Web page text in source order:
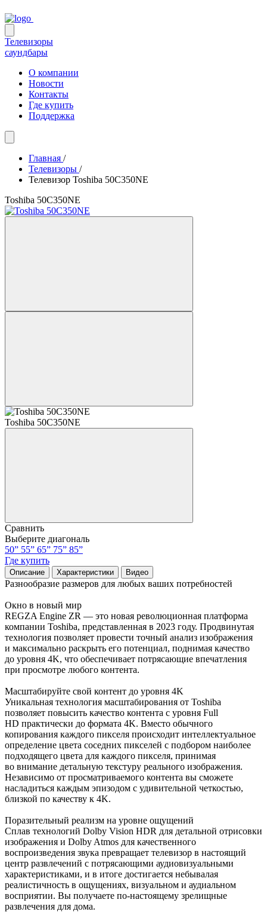
Телевизоры
саундбары
О компании
Новости
Контакты
Где купить
Поддержка
Главная /
Телевизоры /
Телевизор Toshiba 50C350NE
Toshiba 50C350NE
Toshiba 50C350NE
Сравнить
Выберите диагональ
50” 55” 65” 75” 85”
Где купить
Описание Характеристики Видео
Разнообразие размеров для любых ваших потребностей
Окно в новый мир
REGZA Engine ZR — это новая революционная платформа
компании Toshiba, представленная в 2023 году. Продвинутая
технология позволяет провести точный анализ изображения
и максимально раскрыть его потенциал, поднимая качество
до уровня 4K, что обеспечивает потрясающие впечатления
при просмотре любого контента.
Масштабируйте свой контент до уровня 4K
Уникальная технология масштабирования от Toshiba
позволяет повысить качество контента с уровня Full
HD практически до формата 4K. Вместо обычного
копирования каждого пикселя происходит интеллектуальное
определение цвета соседних пикселей с подбором наиболее
подходящего цвета для каждого пикселя, принимая
во внимание детальную текстуру реального изображения.
Независимо от просматриваемого контента вы сможете
насладиться каждым эпизодом с удивительной четкостью,
близкой по качеству к 4K.
Поразительный реализм на уровне ощущений
Сплав технологий Dolby Vision HDR для детальной отрисовки
изображения и Dolby Atmos для качественного
воспроизведения звука превращает телевизор в настоящий
центр развлечений с потрясающими аудиовизуальными
характеристиками, и в итоге достигается небывалая
реалистичность в ощущениях, визуальном и аудиальном
восприятии. Вы получаете по-настоящему зрелищные
развлечения для дома.